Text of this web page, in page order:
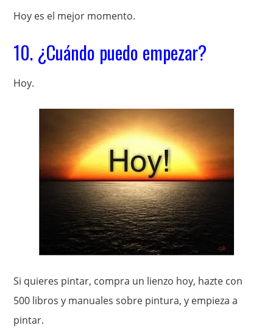
Hoy es el mejor momento.
10. ¿Cuándo puedo empezar?
Hoy.
Si quieres pintar, compra un lienzo hoy, hazte con
500 libros y manuales sobre pintura, y empieza a
pintar.